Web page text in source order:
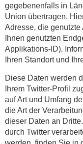
gegebenenfalls in
Union übertragen.
Adresse, die
Ihnen genutzten
Applikations-ID),
Ihren Standort und
Diese Daten werden
Ihrem Twitter-Profil
auf Art und Umfang
die Art der
dieser Daten an
durch Twitter